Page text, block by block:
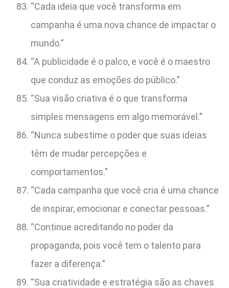
“Cada ideia que você transforma em
campanha é uma nova chance de impactar o
mundo.”
“A publicidade é o palco, e você é o maestro
que conduz as emoções do público.”
“Sua visão criativa é o que transforma
simples mensagens em algo memorável.”
“Nunca subestime o poder que suas ideias
têm de mudar percepções e
comportamentos.”
“Cada campanha que você cria é uma chance
de inspirar, emocionar e conectar pessoas.”
“Continue acreditando no poder da
propaganda, pois você tem o talento para
fazer a diferença.”
“Sua criatividade e estratégia são as chaves